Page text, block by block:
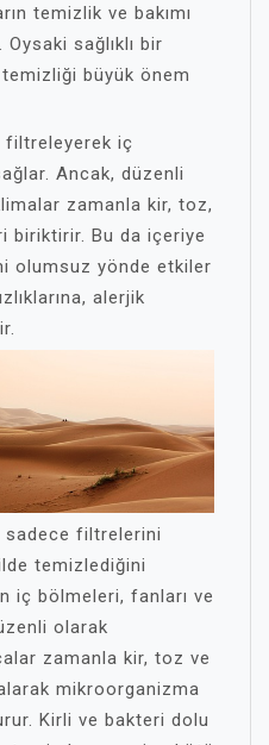
temizlik ve bakımı
sağlıklı bir
büyük önem
filtreleyerek iç
Ancak, düzenli
zamanla kir, toz,
biriktirir. Bu da içeriye
olumsuz yönde etkiler
alerjik
sadece filtrelerini
temizlediğini
iç bölmeleri, fanları ve
olarak
zamanla kir, toz ve
mikroorganizma
Kirli ve bakteri dolu